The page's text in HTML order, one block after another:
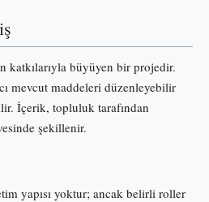
büyüyen bir projedir.
mevcut maddeleri düzenleyebilir
İçerik, topluluk tarafından
şekillenir.
yapısı yoktur; ancak belirli roller